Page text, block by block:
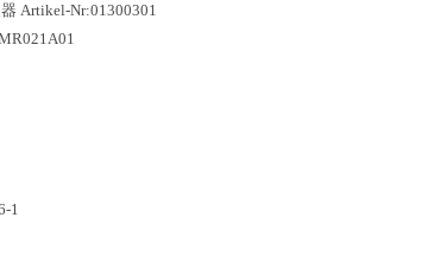
Artikel-Nr:01300301
1